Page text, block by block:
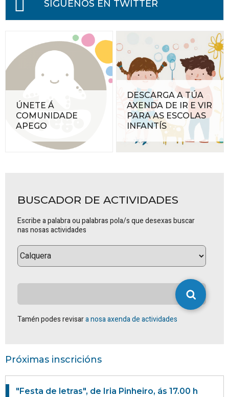
SÍGUENOS EN TWITTER
ÚNETE Á
COMUNIDADE
APEGO
DESCARGA A TÚA
AXENDA DE IR E VIR
PARA AS ESCOLAS
INFANTÍS
BUSCADOR DE ACTIVIDADES
Escribe a palabra ou palabras pola/s que desexas buscar
nas nosas actividades
Tamén podes revisara nosa axenda de actividades
Próximas inscricións
"Festa de letras", de Iria Pinheiro, ás 17.00 h